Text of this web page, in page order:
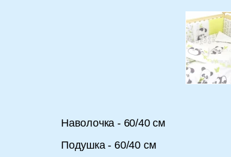
Наволочка - 60/40 см
Подушка - 60/40 см